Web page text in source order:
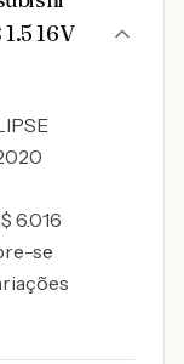
16V
6.016
se